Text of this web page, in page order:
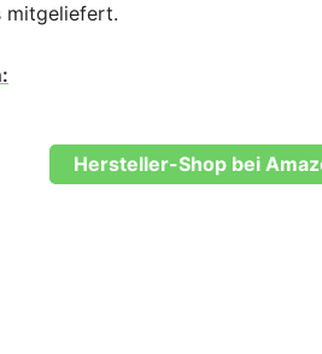
mitgeliefert.
Hersteller-Shop bei